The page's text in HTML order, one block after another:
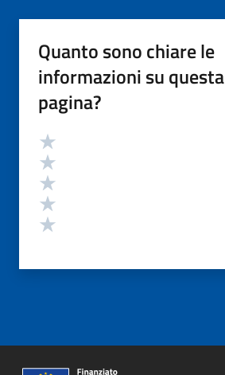
Quanto sono chiare le
informazioni su questa
pagina?
Valutazione